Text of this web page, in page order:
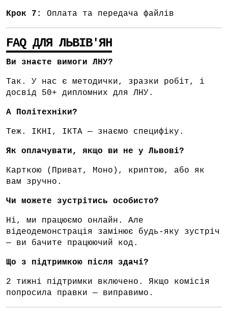
Крок 7: Оплата та передача файлів
FAQ ДЛЯ ЛЬВІВ'ЯН
Ви знаєте вимоги ЛНУ?
Так. У нас є методички, зразки робіт, і
досвід 50+ дипломних для ЛНУ.
А Політехніки?
Теж. ІКНІ, ІКТА — знаємо специфіку.
Як оплачувати, якщо ви не у Львові?
Карткою (Приват, Моно), криптою, або як
вам зручно.
Чи можете зустрітись особисто?
Ні, ми працюємо онлайн. Але
відеодемонстрація замінює будь-яку зустріч
— ви бачите працюючий код.
Що з підтримкою після здачі?
2 тижні підтримки включено. Якщо комісія
попросила правки — виправимо.